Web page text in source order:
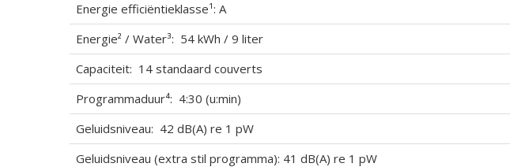
Energie efficiëntieklasse¹: A
Energie² / Water³: 54 kWh / 9 liter
Capaciteit: 14 standaard couverts
Programmaduur⁴: 4:30 (u:min)
Geluidsniveau: 42 dB(A) re 1 pW
Geluidsniveau (extra stil programma): 41 dB(A) re 1 pW